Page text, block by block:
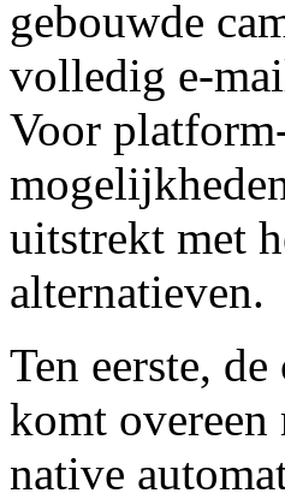
gebouwde
volledig e-
Voor
uitstrekt met
alternatieven.
Ten eerste,
komt overeen
native